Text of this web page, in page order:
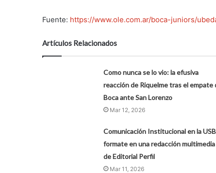
Fuente: https://www.ole.com.ar/boca-juniors/
Artículos Relacionados
Como nunca se lo vio: la efusiva
reacción de Riquelme tras el empate
Boca ante San Lorenzo
Mar 12, 2026
Comunicación Institucional en la
formate en una redacción multimedia
de Editorial Perfil
Mar 11, 2026